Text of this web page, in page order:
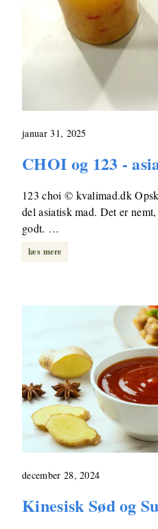
januar 31, 2025
CHOI og 123 -
123 choi © kvalimad.dk
del asiatisk mad. Det er
godt. …
læs mere
december 28, 2024
Kinesisk Sød og